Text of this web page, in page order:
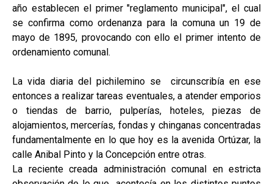
año establecen el primer "reglamento municipal", el cual
se confirma como ordenanza para la comuna un 19 de
mayo de 1895, provocando con ello el primer intento de
ordenamiento comunal.
La vida diaria del pichilemino se circunscribía en ese
entonces a realizar tareas eventuales, a atender emporios
o tiendas de barrio, pulperías, hoteles, piezas de
alojamientos, mercerías, fondas y chinganas concentradas
fundamentalmente en lo que hoy es la avenida Ortúzar, la
calle Anibal Pinto y la Concepción entre otras.
La reciente creada administración comunal en estricta